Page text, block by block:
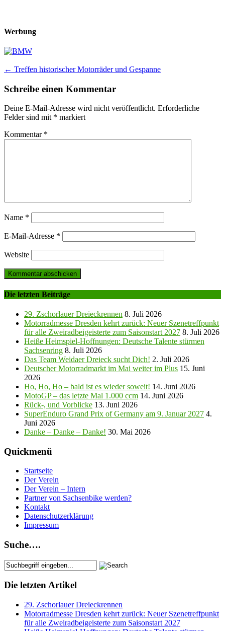
Werbung
Post
navigation
← Treffen historischer Motorräder und Gespanne
Schreibe einen Kommentar
Deine E-Mail-Adresse wird nicht veröffentlicht. Erforderliche
Felder sind mit * markiert
Kommentar *
Name *
E-Mail-Adresse *
Website
Die letzten Beiträge
29. Zschorlauer Dreieckrennen 8. Juli 2026
Motorradmesse Dresden kehrt zurück: Neuer Szenetreffpunkt
für alle Zweiradbeigeisterte zum Saisonstart 2027 8. Juli 2026
Heiße Heimspiel-Hoffnungen: Deutsche Talente stürmen
Sachsenring 8. Juli 2026
Das Team Weidaer Dreieck sucht Dich! 2. Juli 2026
Deutscher Motorradmarkt im Mai weiter im Plus 15. Juni
2026
Ho, Ho, Ho – bald ist es wieder soweit! 14. Juni 2026
MotoGP – das letzte Mal 1.000 ccm 14. Juni 2026
Rück-, und Vorblicke 13. Juni 2026
SuperEnduro Grand Prix of Germany am 9. Januar 2027 4.
Juni 2026
Danke – Danke – Danke! 30. Mai 2026
Quickmenü
Startseite
Der Verein
Der Verein – Intern
Partner von Sachsenbike werden?
Kontakt
Datenschutzerklärung
Impressum
Suche….
Die letzten Artikel
29. Zschorlauer Dreieckrennen
Motorradmesse Dresden kehrt zurück: Neuer Szenetreffpunkt
für alle Zweiradbeigeisterte zum Saisonstart 2027